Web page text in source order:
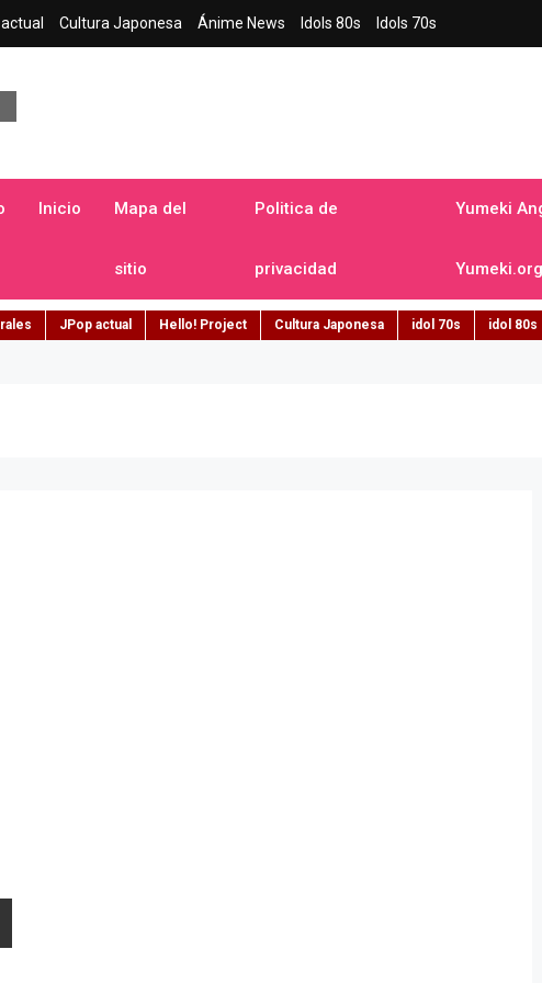
Cultura Japonesa Ánime News Idols 80s Idols 70s
Inicio Mapa del
sitio
Politica de
privacidad
Yumeki
Yumeki.org
JPop actual Hello! Project Cultura Japonesa idol 70s idol 80s